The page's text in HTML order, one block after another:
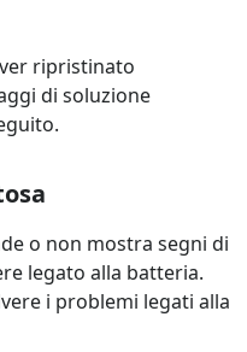
ripristinato
di soluzione
o non mostra segni di
legato alla batteria.
i problemi legati alla